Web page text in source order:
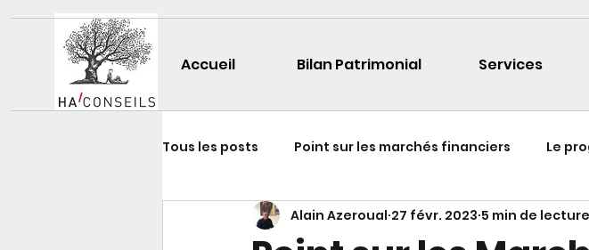
Accueil Bilan Patrimonial Services
Tous les posts Point sur les marchés financiers Le
Le dossier du moisAlain Azeroual 27 févr. 2023 5 min de lecture